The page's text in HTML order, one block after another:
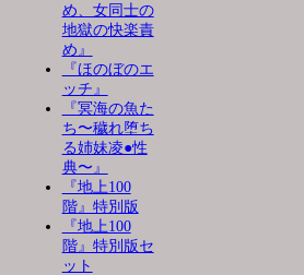
め、女同士の
地獄の快楽責
め』
『ほのぼのエ
ッチ』
『冥海の魚た
ち〜穢れ堕ち
る姉妹凌●性
典〜』
『地上100
階』特別版
『地上100
階』特別版セ
ット